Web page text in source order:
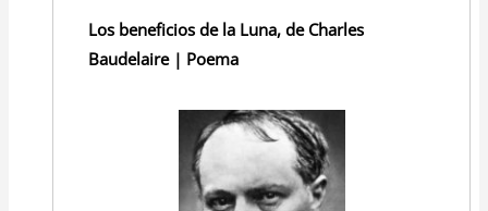
Los beneficios de la Luna, de Charles
Baudelaire | Poema